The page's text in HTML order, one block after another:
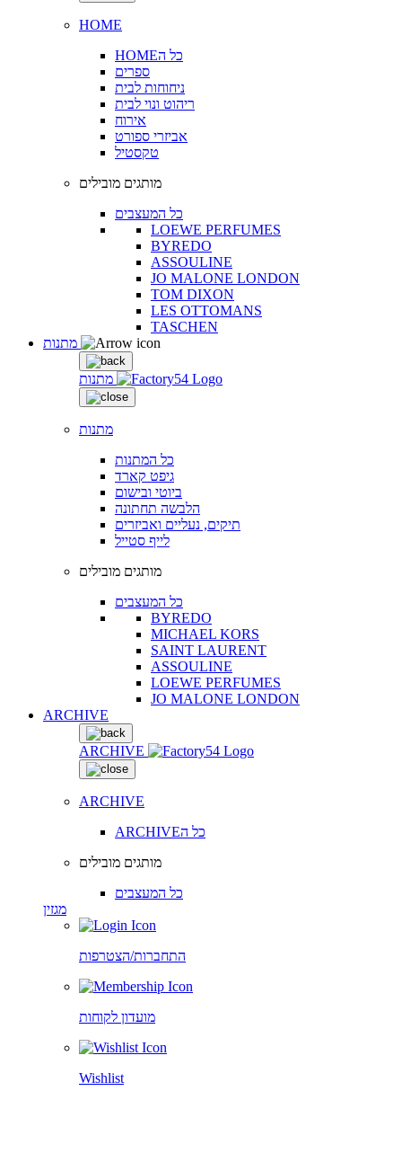
HOME
HOMEכל ה
ספרים
ניחוחות לבית
ריהוט ונוי לבית
אירוח
אביזרי ספורט
טקסטיל
מותגים מובילים
כל המעצבים
LOEWE PERFUMES
BYREDO
ASSOULINE
JO MALONE LONDON
TOM DIXON
LES OTTOMANS
TASCHEN
מתנות
מתנות
כל המתנות
גיפט קארד
ביוטי ובישום
הלבשה תחתונה
תיקים, נעליים ואביזרים
לייף סטייל
מותגים מובילים
כל המעצבים
BYREDO
MICHAEL KORS
SAINT LAURENT
ASSOULINE
LOEWE PERFUMES
JO MALONE LONDON
ARCHIVE
ARCHIVE
ARCHIVE
ARCHIVEכל ה
מותגים מובילים
כל המעצבים
מגזין
התחברות/הצטרפות
מועדון לקוחות
Wishlist